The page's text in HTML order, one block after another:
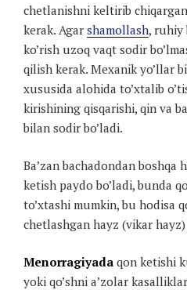
chetlanishni keltirib
kerak. Agar shamollash, ruhiy
ko’rish uzoq vaqt sodir
qilish kerak. Mexanik yo’llar
xususida alohida to’xtalib
kirishining qisqarishi, qin va
bilan sodir bo’ladi.
Ba’zan bachadondan boshqa
ketish paydo bo’ladi, bunda
to’xtashi mumkin, bu hodisa
chetlashgan hayz (vikar
Menorragiyada qon ketishi
yoki qo’shni a’zolar